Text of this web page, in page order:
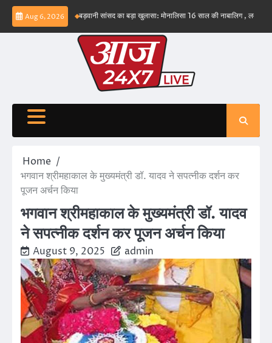
Skip
content
Aug 6, 2026
नहीं – ईरान बड़वानी सांसद का बड़ा खुलासा: मोनालिसा 16 साल की नाबालिग , लव जिहाद के
Home
भगवान श्रीमहाकाल के मुख्यमंत्री डॉ. यादव ने सपत्नीक दर्शन कर
पूजन अर्चन किया
भगवान श्रीमहाकाल के मुख्यमंत्री डॉ. यादव
ने सपत्नीक दर्शन कर पूजन अर्चन किया
August 9, 2025 admin